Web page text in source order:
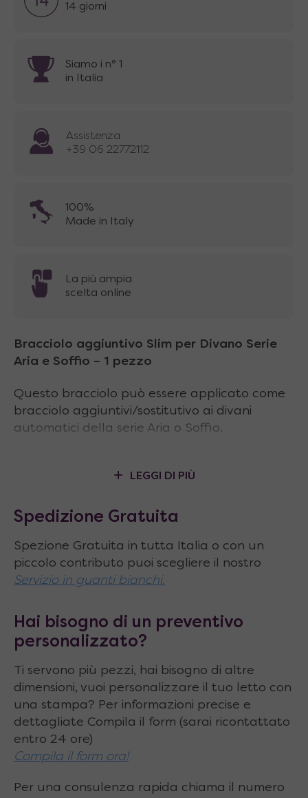
14 giorni
Siamo i n° 1
in Italia
Assistenza
+39 06 22772112
100%
Made in Italy
La più ampia
scelta online
Bracciolo aggiuntivo Slim per Divano Serie
Aria e Soffio – 1 pezzo
Questo bracciolo può essere applicato come
bracciolo aggiuntivi/sostitutivo ai divani
automatici della serie Aria o Soffio.
LEGGI DI PIÙ
Spedizione Gratuita
Spezione Gratuita in tutta Italia o con un
piccolo contributo puoi scegliere il nostro
Servizio in guanti bianchi.
Hai bisogno di un preventivo
personalizzato?
Ti servono più pezzi, hai bisogno di altre
dimensioni, vuoi personalizzare il tuo letto con
una stampa? Per informazioni precise e
dettagliate Compila il form (sarai ricontattato
entro 24 ore)
Compila il form ora!
Per una consulenza rapida chiama il numero